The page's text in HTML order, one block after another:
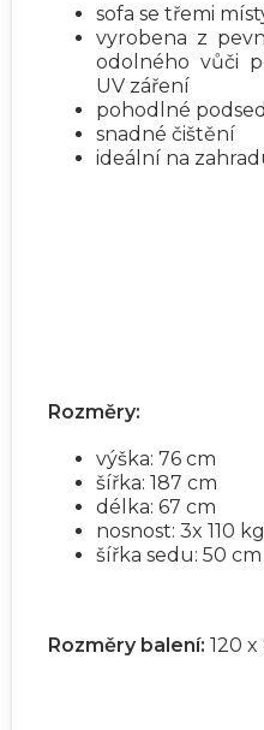
sofa se třemi
vyrobena z
odolného vůči
UV záření
pohodlné
snadné čištění
ideální na
Rozměry:
výška: 76 cm
šířka: 187 cm
délka: 67 cm
nosnost: 3x 110 kg
šířka sedu: 50 cm
Rozměry balení: 120